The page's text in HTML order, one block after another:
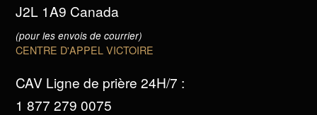
J2L 1A9 Canada
(pour les envois de courrier)
CENTRE D'APPEL VICTOIRE
CAV Ligne de prière 24H/7 :
1 877 279 0075